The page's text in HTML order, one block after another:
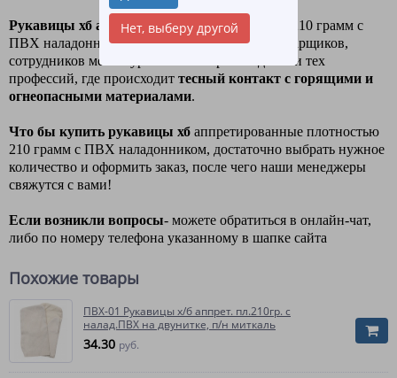
Нет, выберу другой
Рукавицы хб аппретированныеплотностью 210 грамм с
ПВХ наладонником отлично подходят для
сварщиков,
сотрудников металлургического производства и тех
профессий, где происходит тесный контакт с горящими и
огнеопасными материалами.
Что бы купить рукавицы хб аппретированные плотностью
210 грамм с ПВХ наладонником, достаточно выбрать нужное
количество и оформить заказ, после чего наши менеджеры
свяжутся с вами!
Если возникли вопросы- можете обратиться в онлайн-чат,
либо по номеру телефона указанному в шапке сайта
Похожие товары
ПВХ-01 Рукавицы х/б аппрет. пл.210гр. с
налад.ПВХ на двунитке, п/н миткаль
34.30 руб.